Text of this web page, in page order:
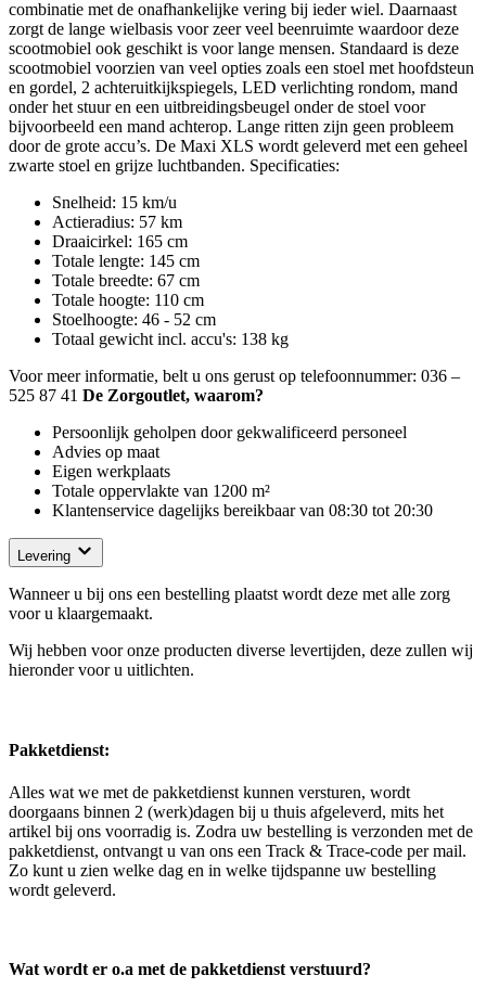
combinatie met de onafhankelijke vering bij ieder wiel. Daarnaast
zorgt de lange wielbasis voor zeer veel beenruimte waardoor deze
scootmobiel ook geschikt is voor lange mensen. Standaard is deze
scootmobiel voorzien van veel opties zoals een stoel met hoofdsteun
en gordel, 2 achteruitkijkspiegels, LED verlichting rondom, mand
onder het stuur en een uitbreidingsbeugel onder de stoel voor
bijvoorbeeld een mand achterop. Lange ritten zijn geen probleem
door de grote accu’s. De Maxi XLS wordt geleverd met een geheel
zwarte stoel en grijze luchtbanden. Specificaties:
Snelheid: 15 km/u
Actieradius: 57 km
Draaicirkel: 165 cm
Totale lengte: 145 cm
Totale breedte: 67 cm
Totale hoogte: 110 cm
Stoelhoogte: 46 - 52 cm
Totaal gewicht incl. accu's: 138 kg
Voor meer informatie, belt u ons gerust op telefoonnummer: 036 –
525 87 41 De Zorgoutlet, waarom?
Persoonlijk geholpen door gekwalificeerd personeel
Advies op maat
Eigen werkplaats
Totale oppervlakte van 1200 m²
Klantenservice dagelijks bereikbaar van 08:30 tot 20:30
Levering
Wanneer u bij ons een bestelling plaatst wordt deze met alle zorg
voor u klaargemaakt.
Wij hebben voor onze producten diverse levertijden, deze zullen wij
hieronder voor u uitlichten.
Pakketdienst:
Alles wat we met de pakketdienst kunnen versturen, wordt
doorgaans binnen 2 (werk)dagen bij u thuis afgeleverd, mits het
artikel bij ons voorradig is. Zodra uw bestelling is verzonden met de
pakketdienst, ontvangt u van ons een Track & Trace-code per mail.
Zo kunt u zien welke dag en in welke tijdspanne uw bestelling
wordt geleverd.
Wat wordt er o.a met de pakketdienst verstuurd?